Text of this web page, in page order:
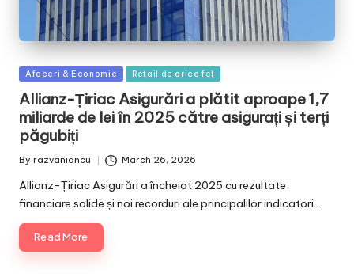
Posted
Afaceri & Economie Retail de orice fel
Allianz-Țiriac Asigurări a plătit aproape 1,7
miliarde de lei în 2025 către asigurați și terți
păgubiți
Posted
By razvaniancu March 26, 2026
Allianz-Țiriac Asigurări a încheiat 2025 cu rezultate
financiare solide și noi recorduri ale principalilor indicatori…
Read More